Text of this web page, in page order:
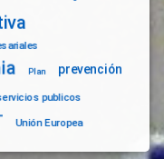
Plan prevención
publicos
Unión Europea